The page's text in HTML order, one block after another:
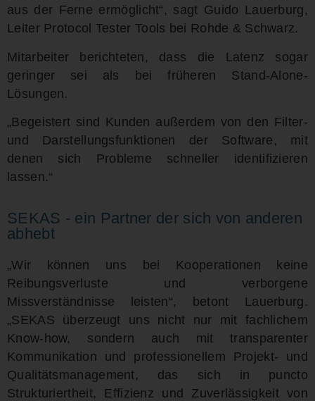
aus der Ferne ermöglicht“, sagt Guido Lauerburg,
Leiter Protocol Tester Tools bei Rohde & Schwarz.
Mitarbeiter berichteten, dass die Latenz sogar
geringer sei als bei früheren Stand-Alone-
Lösungen.
„Begeistert sind Kunden außerdem von den Filter-
und Darstellungsfunktionen der Software, mit
denen sich Probleme schneller identifizieren
lassen.“
SEKAS - ein Partner der sich von anderen
abhebt
„Wir können uns bei Kooperationen keine
Reibungsverluste und verborgene
Missverständnisse leisten“, betont Lauerburg.
„SEKAS überzeugt uns nicht nur mit fachlichem
Know-how, sondern auch mit transparenter
Kommunikation und professionellem Projekt- und
Qualitätsmanagement, das sich in puncto
Strukturiertheit, Effizienz und Zuverlässigkeit von